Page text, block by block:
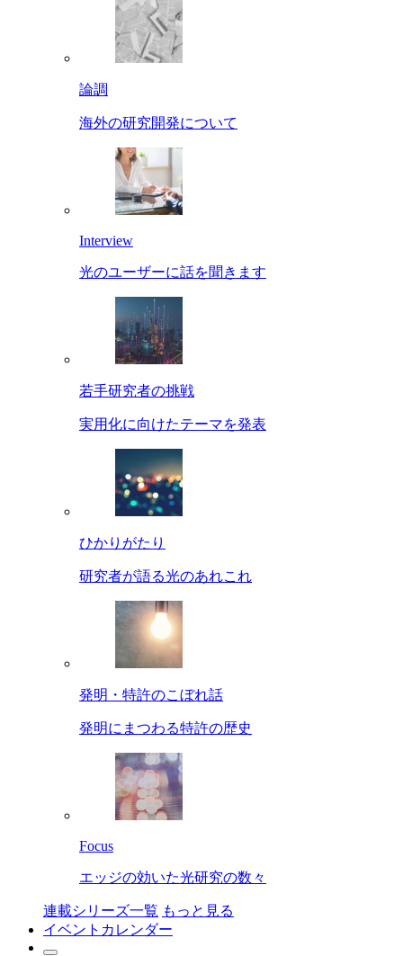
論調
海外の研究開発について
Interview
光のユーザーに話を聞きます
若手研究者の挑戦
実用化に向けたテーマを発表
ひかりがたり
研究者が語る光のあれこれ
発明・特許のこぼれ話
発明にまつわる特許の歴史
Focus
エッジの効いた光研究の数々
連載シリーズ一覧 もっと見る
イベントカレンダー